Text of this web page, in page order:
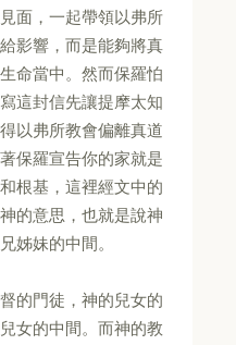
面，一起帶領以弗所
影響，而是能夠將真
命當中。然而保羅怕
這封信先讓提摩太知
以弗所教會偏離真道
保羅宣告你的家就是
根基，這裡經文中的
的意思，也就是說神
姊妹的中間。
的門徒，神的兒女的
女的中間。而神的教